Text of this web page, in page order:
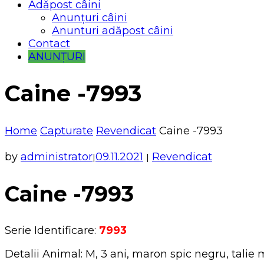
Adăpost câini
Anunțuri câini
Anunturi adăpost câini
Contact
ANUNȚURI
Caine -7993
Home Capturate Revendicat Caine -7993
by administrator|09.11.2021 | Revendicat
Caine -7993
Serie Identificare: 7993
Detalii Animal: M, 3 ani, maron spic negru, talie